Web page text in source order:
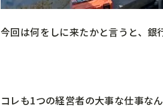
今回は何をしに来たかと言うと、銀
コレも1つの経営者の大事な仕事なん